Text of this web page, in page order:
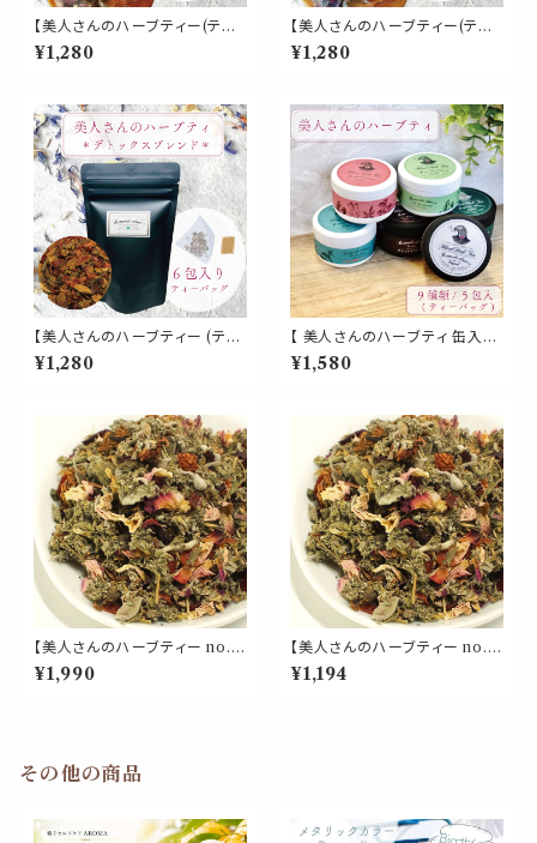
【美人さんのハーブティー(ティ
ーパック)】《美肌 ブレンド》6包
入 ティーバッグ ローズヒップ ロ
パウチ 女性 フルーティー お茶
携帯 パウチ 習慣 デイリー
¥1,280
【美人さんのハーブティー(ティ
ーパック)】《女性バランス ブレン
ド》6包入 ティーバッグ レッドク
カス ローズピップ パウチ 女性
酸味 スッキリ お茶 パウチ 携帯
習慣 デイリー
¥1,280
【美人さんのハーブティー (ティ
ーパック)】《デトックス ブレンド》
6包入 ティーバッグ ダンデライ
イバー コーヒー 毒素 パウチ 携
帯 習慣 デイリー
¥1,280
【 美人さんのハーブティ 缶入り
】選べる 9種類 ティーバッグ 5
包入り 飲みやすい ブレンド ギフ
ーズマリー キンモクセイ イチョ
¥1,580
【美人さんのハーブティー no.
9】女性バランス ブレンド リーフ
50g レッドクローバー ローズ
¥1,990
【美人さんのハーブティー no.
9】女性バランス ブレンド リーフ
30g レッドクローバー ローズ
¥1,194
その他の商品